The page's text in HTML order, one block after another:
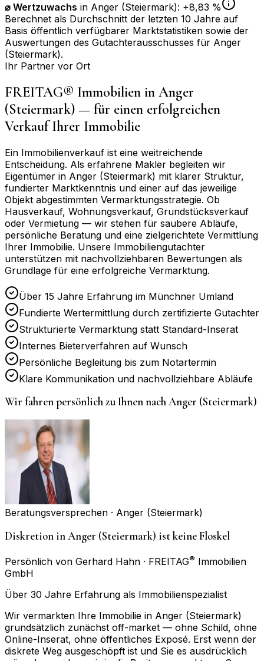
⌀ Wertzuwachs in Anger (Steiermark): +8,83 %
Berechnet als Durchschnitt der letzten 10 Jahre auf
Basis öffentlich verfügbarer Marktstatistiken sowie der
Auswertungen des Gutachterausschusses für Anger
(Steiermark).
Ihr Partner vor Ort
FREITAG® Immobilien in Anger
(Steiermark) — für einen erfolgreichen
Verkauf Ihrer Immobilie
Ein Immobilienverkauf ist eine weitreichende
Entscheidung. Als erfahrene Makler begleiten wir
Eigentümer in Anger (Steiermark) mit klarer Struktur,
fundierter Marktkenntnis und einer auf das jeweilige
Objekt abgestimmten Vermarktungsstrategie. Ob
Hausverkauf, Wohnungsverkauf, Grundstücksverkauf
oder Vermietung — wir stehen für saubere Abläufe,
persönliche Beratung und eine zielgerichtete Vermittlung
Ihrer Immobilie. Unsere Immobiliengutachter
unterstützen mit nachvollziehbaren Bewertungen als
Grundlage für eine erfolgreiche Vermarktung.
Über 15 Jahre Erfahrung im Münchner Umland
Fundierte Wertermittlung durch zertifizierte Gutachter
Strukturierte Vermarktung statt Standard-Inserat
Internes Bieterverfahren auf Wunsch
Persönliche Begleitung bis zum Notartermin
Klare Kommunikation und nachvollziehbare Abläufe
Wir fahren persönlich zu Ihnen nachAnger (Steiermark)
Beratungsversprechen · Anger (Steiermark)
Diskretion in Anger (Steiermark) ist keine Floskel
Persönlich von Gerhard Hahn · FREITAG® Immobilien
GmbH
Über 30 Jahre Erfahrung als Immobilienspezialist
Wir vermarkten Ihre Immobilie in Anger (Steiermark)
grundsätzlich zunächst off-market — ohne Schild, ohne
Online-Inserat, ohne öffentliches Exposé. Erst wenn der
diskrete Weg ausgeschöpft ist und Sie es ausdrücklich